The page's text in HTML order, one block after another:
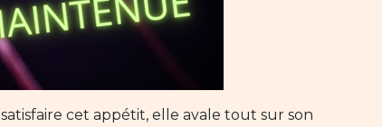
cet appétit, elle avale tout sur son